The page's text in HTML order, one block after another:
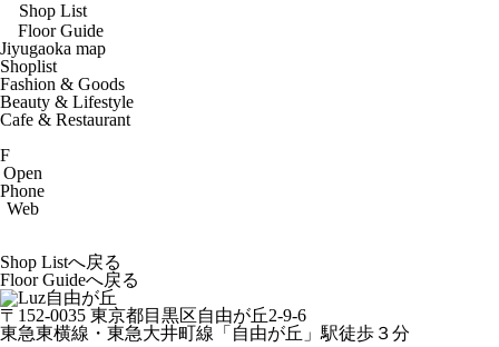
Shop List
Floor Guide
Jiyugaoka map
Shoplist
Fashion & Goods
Beauty & Lifestyle
Cafe & Restaurant
F
Open
Phone
Web
Shop Listへ戻る
Floor Guideへ戻る
〒152-0035 東京都目黒区自由が丘2-9-6
東急東横線・東急大井町線「自由が丘」駅徒歩３分